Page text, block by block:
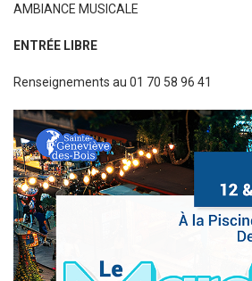
AMBIANCE MUSICALE
ENTRÉE LIBRE
Renseignements au 01 70 58 96 41